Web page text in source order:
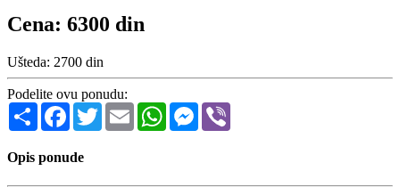
Cena: 6300 din
Ušteda: 2700 din
Podelite ovu ponudu:
Share Facebook
TwitterEmail WhatsAppMessenger
Opis ponude